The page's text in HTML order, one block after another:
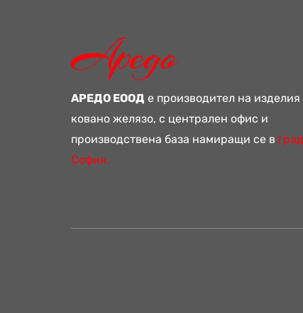
АРЕДО ЕООД е производител на изделия
ковано желязо, с централен офис и
производствена база намиращи се в град
София.